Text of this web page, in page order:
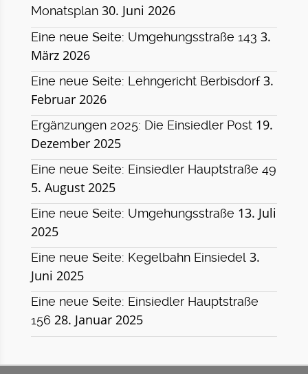
Monatsplan 30. Juni 2026
Eine neue Seite: Umgehungsstraße 143 3.
März 2026
Eine neue Seite: Lehngericht Berbisdorf 3.
Februar 2026
Ergänzungen 2025: Die Einsiedler Post 19.
Dezember 2025
Eine neue Seite: Einsiedler Hauptstraße 49
5. August 2025
Eine neue Seite: Umgehungsstraße 13. Juli
2025
Eine neue Seite: Kegelbahn Einsiedel 3.
Juni 2025
Eine neue Seite: Einsiedler Hauptstraße
156 28. Januar 2025